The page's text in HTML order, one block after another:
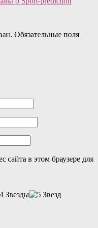
Обязательные поля
сайта в этом браузере для